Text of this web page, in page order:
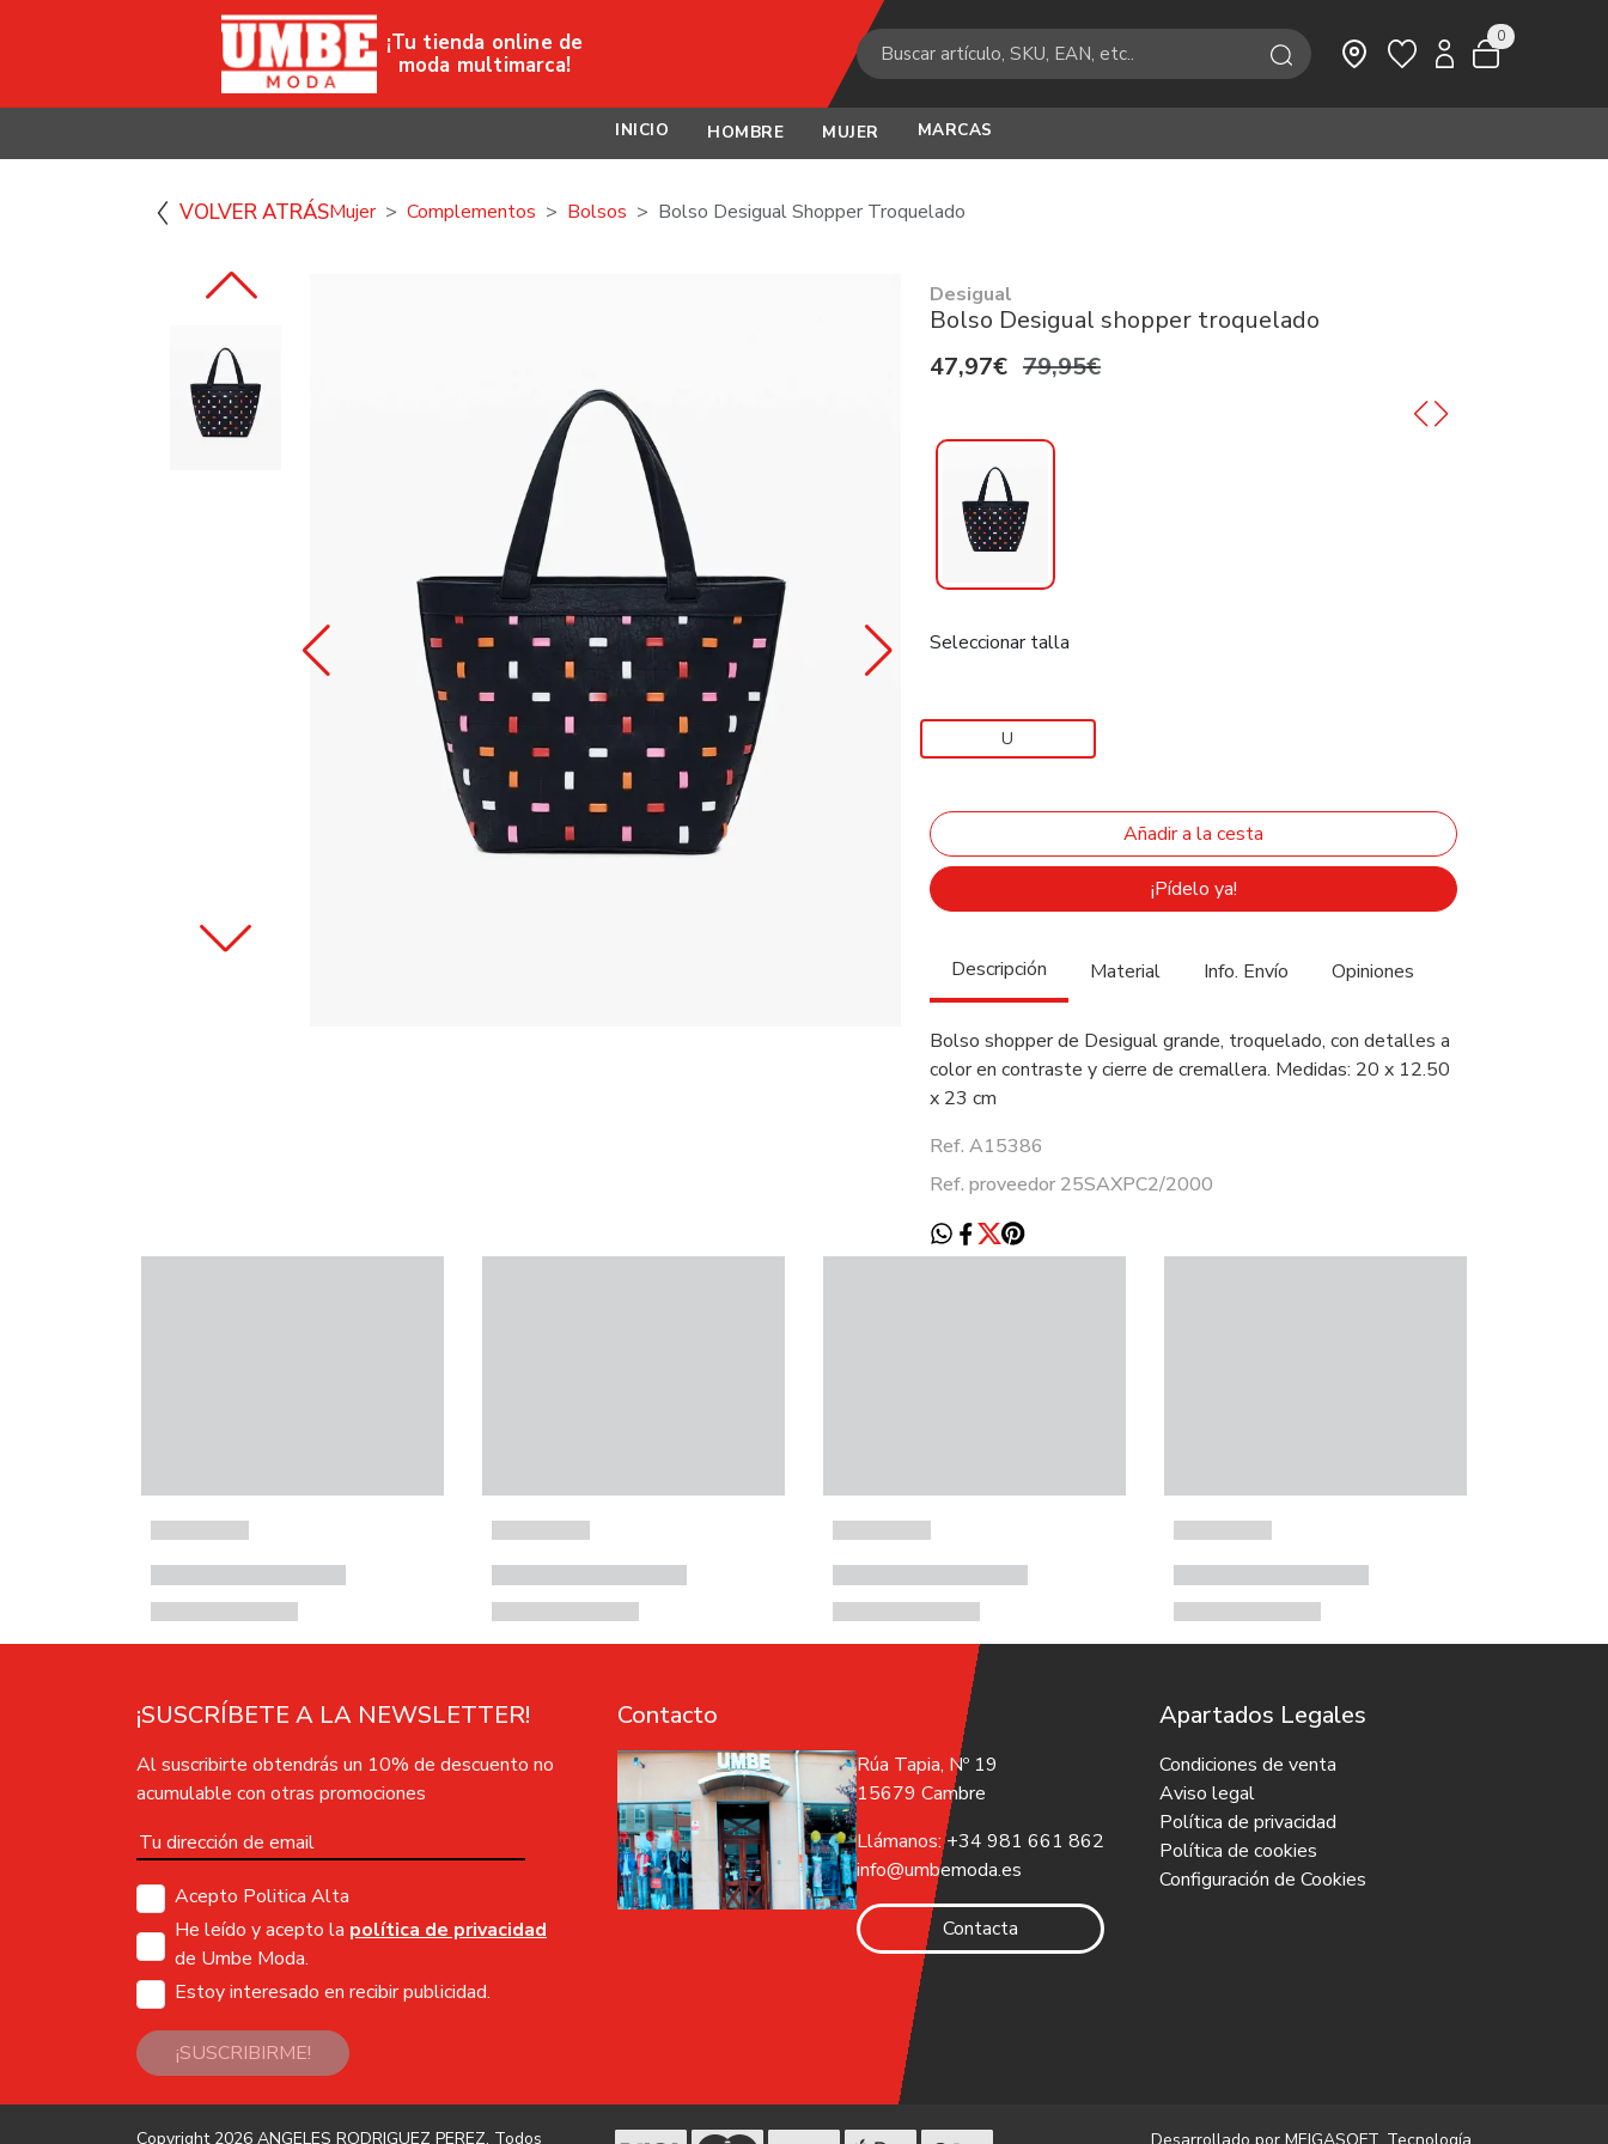
INICIO HOMBRE MUJER MARCAS
¡Tu tienda online de
moda multimarca!
0
VOLVER ATRÁSMujer Complementos Bolsos Bolso Desigual Shopper Troquelado
Desigual
Bolso Desigual shopper troquelado
47,97€ 79,95€
Seleccionar talla
U
¡Pídelo ya!
Descripción Material Info. Envío Opiniones
Bolso shopper de Desigual grande, troquelado, con detalles a
color en contraste y cierre de cremallera. Medidas: 20 x 12.50
x 23 cm
Ref. A15386
Ref. proveedor 25SAXPC2/2000
¡SUSCRÍBETE A LA NEWSLETTER!
Al suscribirte obtendrás un 10% de descuento no
acumulable con otras promociones
Acepto Politica Alta
He leído y acepto la política de privacidad
de Umbe Moda.
Estoy interesado en recibir publicidad.
¡SUSCRIBIRME!
Contacto
Rúa Tapia, Nº 19
15679 Cambre
Llámanos: +34 981 661 862
info@umbemoda.es
Contacta
Apartados Legales
Condiciones de venta
Aviso legal
Política de privacidad
Política de cookies
Configuración de Cookies
Copyright 2026 ANGELES RODRIGUEZ PEREZ. Todos